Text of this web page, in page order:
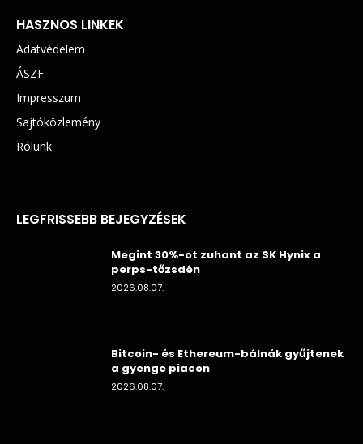
HASZNOS LINKEK
Adatvédelem
ÁSZF
Impresszum
Sajtóközlemény
Rólunk
LEGFRISSEBB BEJEGYZÉSEK
Megint 30%-ot zuhant az SK Hynix a
perps-tőzsdén
2026.08.07.
Bitcoin- és Ethereum-bálnák gyűjtenek
a gyenge piacon
2026.08.07.